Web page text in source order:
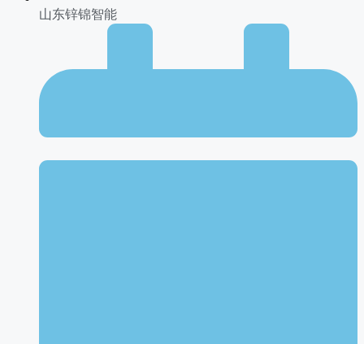
山东锌锦智能